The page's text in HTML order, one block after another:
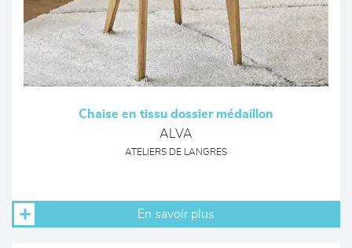
Chaise en tissu dossier médaillon
ALVA
ATELIERS DE LANGRES
En savoir plus